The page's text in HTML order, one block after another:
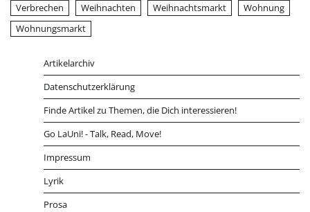
Verbrechen
Weihnachten Weihnachtsmarkt
Wohnung
Wohnungsmarkt
Artikelarchiv
Datenschutzerklärung
Finde Artikel zu Themen, die Dich interessieren!
Go LaUni! - Talk, Read, Move!
Impressum
Lyrik
Prosa